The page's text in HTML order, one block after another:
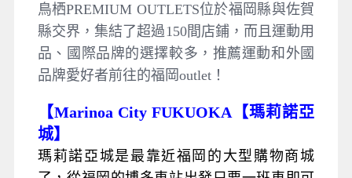
鳥栖PREMIUM OUTLETS位於福岡縣與佐賀
縣交界，集結了超過150間店鋪，而且運動用
品、國際品牌的選擇較多，推薦運動和外國
品牌愛好者前往的福岡outlet！
【Marinoa City FUKUOKA【瑪莉諾亞
城】
瑪莉諾亞城是最靠近福岡的大型購物商城